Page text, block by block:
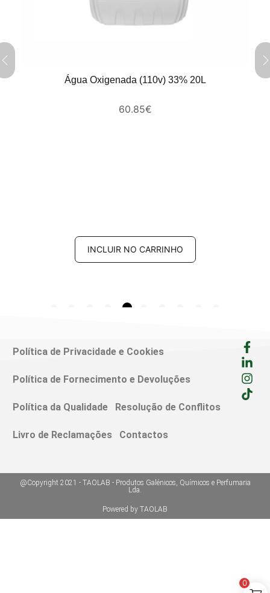
0
Água Oxigenada (110v) 33% 20L
60.85€
INCLUIR NO CARRINHO
Política de Privacidade e Cookies
Política de Fornecimento e Devoluções
Política da Qualidade Resolução de Conflitos
Livro de Reclamações Contactos
@Copyright 2021 - TAOLAB - Produtos Galénicos, Químicos e Perfumaria
Lda.
Powered by TAOLAB